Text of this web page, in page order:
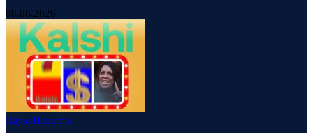
08.08.2026
НаукаНовости